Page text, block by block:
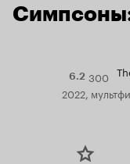
6.2Рейтинг
6.2
300
2022,